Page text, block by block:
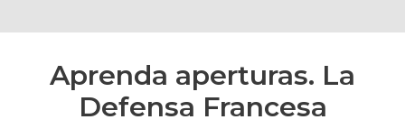
Aprenda aperturas. La
Defensa Francesa